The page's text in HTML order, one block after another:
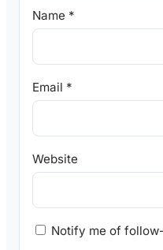
Name *
Email *
Website
Notify me of